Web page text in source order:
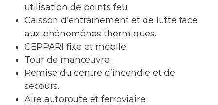
utilisation de points feu.
Caisson d’entrainement et de lutte face
aux phénomènes thermiques.
CEPPARI fixe et mobile.
Tour de manœuvre.
Remise du centre d’incendie et de
secours.
Aire autoroute et ferroviaire.